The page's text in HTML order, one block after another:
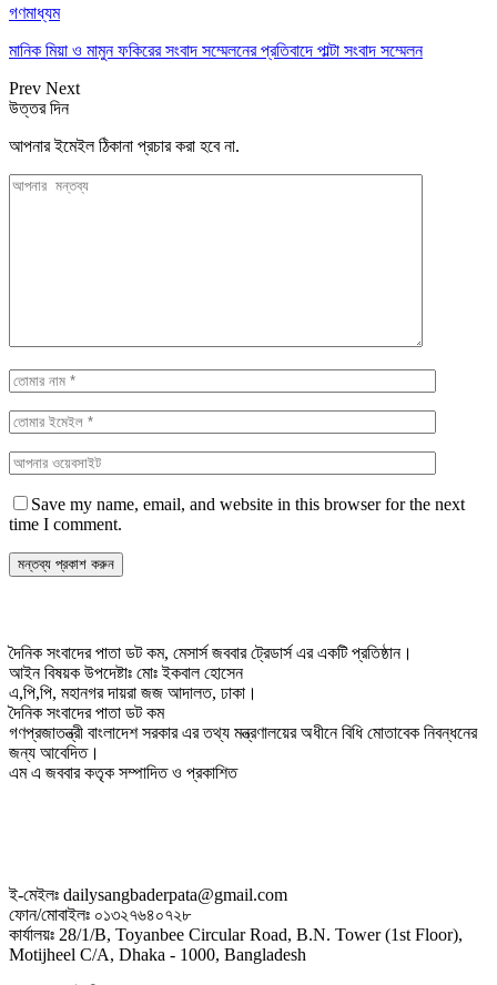
গণমাধ্যম
মানিক মিয়া ও মামুন ফকিরের সংবাদ সম্মেলনের প্রতিবাদে পাল্টা সংবাদ সম্মেলন
Prev Next
উত্তর দিন
আপনার ইমেইল ঠিকানা প্রচার করা হবে না.
Save my name, email, and website in this browser for the next
time I comment.
দৈনিক সংবাদের পাতা ডট কম, মেসার্স জববার ট্রেডার্স এর একটি প্রতিষ্ঠান।
আইন বিষয়ক উপদেষ্টাঃ মোঃ ইকবাল হোসেন
এ,পি,পি, মহানগর দায়রা জজ আদালত, ঢাকা।
দৈনিক সংবাদের পাতা ডট কম
গণপ্রজাতন্ত্রী বাংলাদেশ সরকার এর তথ্য মন্ত্রণালয়ের অধীনে বিধি মোতাবেক নিবন্ধনের
জন্য আবেদিত।
এম এ জববার কতৃক সম্পাদিত ও প্রকাশিত
ই-মেইলঃ dailysangbaderpata@gmail.com
ফোন/মোবাইলঃ ০১৩২৭৬৪০৭২৮
কার্যালয়ঃ 28/1/B, Toyanbee Circular Road, B.N. Tower (1st Floor),
Motijheel C/A, Dhaka - 1000, Bangladesh